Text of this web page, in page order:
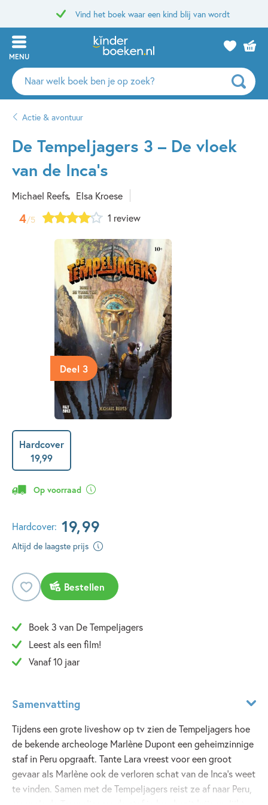
Vind het boek waar een kind blij van wordt
MENU
Zoeken
naar
auteurs
uitgevers
Actie & avontuur
De Tempeljagers 3 – De vloek
van de Inca’s
Michael Reefs Elsa Kroese
4/5 1 review
Deel 3
Hardcover
19,99
Op voorraad
Hardcover: 19,99
Altijd de laagste prijs
Bestellen
Boek 3 van De Tempeljagers
Leest als een film!
Vanaf 10 jaar
Samenvatting
Tijdens een grote liveshow op tv zien de Tempeljagers hoe
de bekende archeologe Marlène Dupont een geheimzinnige
staf in Peru opgraaft. Tante Lara vreest voor een groot
gevaar als Marlène ook de verloren schat van de Inca's weet
te vinden. Samen met de Tempeljagers reist ze af naar Peru,